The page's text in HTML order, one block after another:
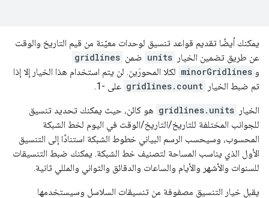
يمكنك أيضًا تقديم قواعد تنسيق لوحدات معيّنة من قيم التاريخ والوقت
عن طريق تضمين الخيار units ضمن gridlines
و minorGridlines لكلا المحورَين. لن يتم استخدام هذا الخيار إلا إذا
تم ضبط الخيار gridlines.count على -1.
الخيار gridlines.units هو كائن، حيث يمكنك تحديد تنسيق
للجوانب المختلفة للتاريخ/التاريخ/الوقت في اليوم لخط الشبكة
المحسوب، وسيحسب الرسم البياني خطوط الشبكة استنادًا إلى التنسيق
الأول الذي يناسب المساحة لتصنيف خط الشبكة. يمكنك ضبط التنسيقات
للسنوات والأشهر والأيام والساعات والدقائق والثواني والمللي ثانية.
يقبل خيار التنسيق مصفوفة من تنسيقات السلاسل وسيستخدمها